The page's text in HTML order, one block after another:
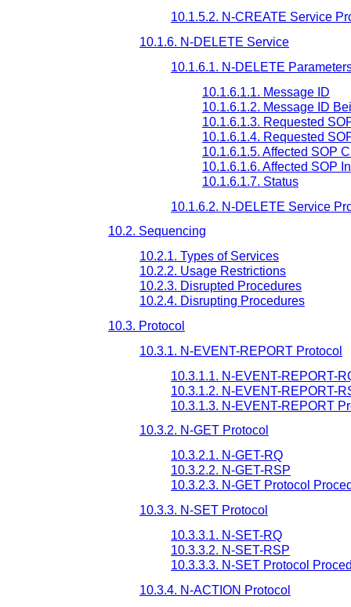
10.1.5.2. N-CREATE Service
10.1.6. N-DELETE Service
10.1.6.1. N-DELETE
10.1.6.1.1. Message ID
10.1.6.1.2. Message ID
10.1.6.1.3. Requested
10.1.6.1.4. Requested
10.1.6.1.5. Affected SOP
10.1.6.1.6. Affected SOP
10.1.6.1.7. Status
10.1.6.2. N-DELETE Service
10.2. Sequencing
10.2.1. Types of Services
10.2.2. Usage Restrictions
10.2.3. Disrupted Procedures
10.2.4. Disrupting Procedures
10.3. Protocol
10.3.1. N-EVENT-REPORT Protocol
10.3.1.1. N-EVENT-REPORT-
10.3.1.2. N-EVENT-REPORT-
10.3.1.3. N-EVENT-REPORT
10.3.2. N-GET Protocol
10.3.2.1. N-GET-RQ
10.3.2.2. N-GET-RSP
10.3.2.3. N-GET Protocol
10.3.3. N-SET Protocol
10.3.3.1. N-SET-RQ
10.3.3.2. N-SET-RSP
10.3.3.3. N-SET Protocol
10.3.4. N-ACTION Protocol